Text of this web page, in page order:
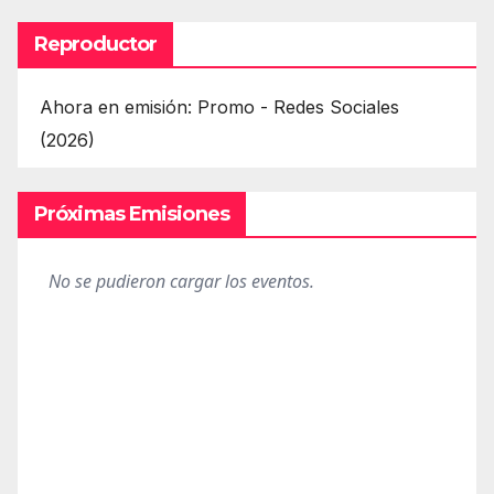
Reproductor
Ahora en emisión: Promo - Redes Sociales
(2026)
Próximas Emisiones